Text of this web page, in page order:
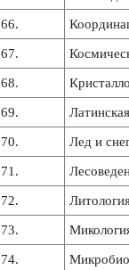
66.
67.
68.
69.
70. Лед и
71.
72.
73.
74.